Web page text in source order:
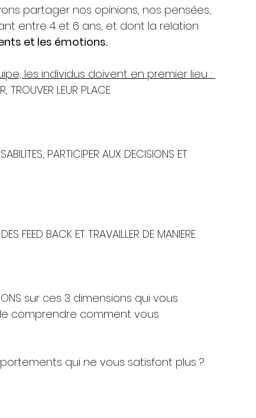
partager nos opinions, nos pensées,
entre 4 et 6 ans, et dont la relation
et les émotions.
les individus doivent en premier lieu :
TROUVER LEUR PLACE
PARTICIPER AUX DECISIONS ET
FEED BACK ET TRAVAILLER DE MANIERE
sur ces 3 dimensions qui vous
comprendre comment vous
qui ne vous satisfont plus ?